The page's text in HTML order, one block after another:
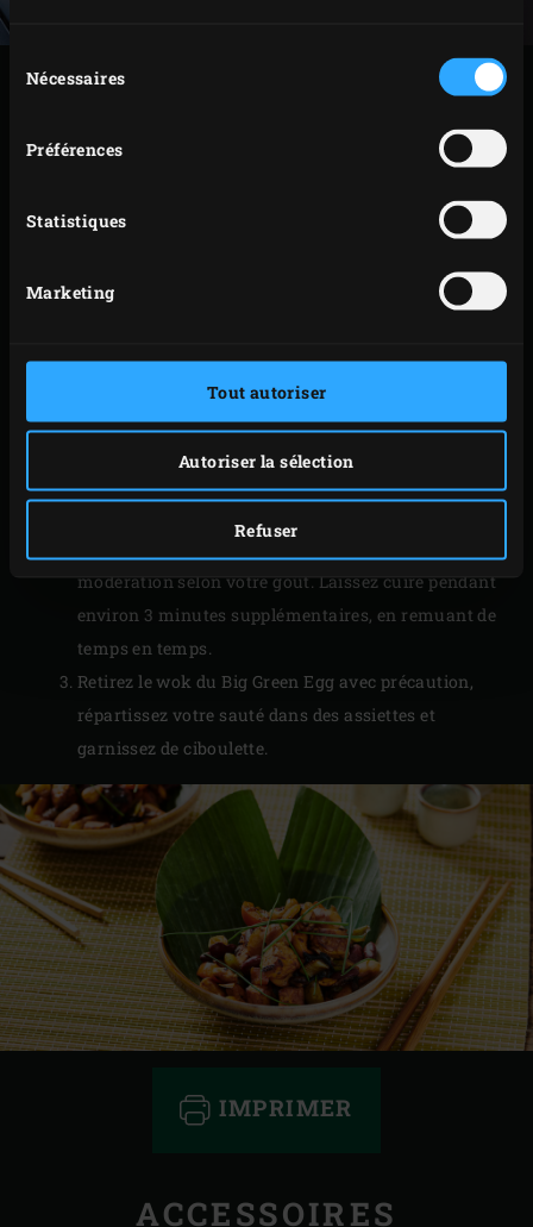
duNécessaires
Préférences
Statistiques
Marketing
Tout autoriser
Autoriser la sélection
Refuser
Mettez le tempeh et l’oignon dans le wok et versez
10 minutes jusqu’à ce que le tempeh soit doré de
refermant le couvercle de l’EGG après chaque
cuire pendant environ 2 minutes, puis ajoutez le
modération selon votre goût. Laissez cuire pendant
environ 3 minutes supplémentaires, en remuant de
temps en temps.
Retirez le wok du Big Green Egg avec précaution,
répartissez votre sauté dans des assiettes et
garnissez de ciboulette.
IMPRIMER
ACCESSOIRES